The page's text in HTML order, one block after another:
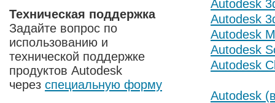
Техническая поддержка
Задайте вопрос по
использованию и
технической поддержке
продуктов Autodesk
через специальную форму
Autodesk
Autodesk
Autodesk
Autodesk
Autodesk
Autodesk